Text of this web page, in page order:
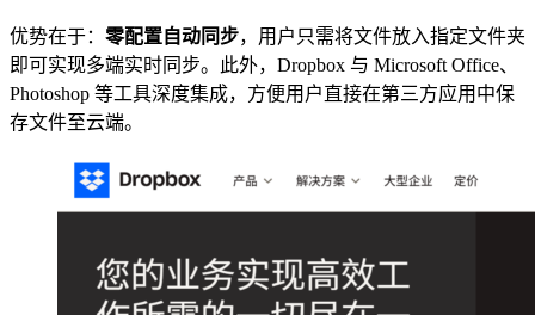
优势在于： 零配置自动同步，用户只需将文件放入指定文件夹
即可实现多端实时同步。此外，Dropbox 与 Microsoft Office、
Photoshop 等工具深度集成，方便用户直接在第三方应用中保
存文件至云端。